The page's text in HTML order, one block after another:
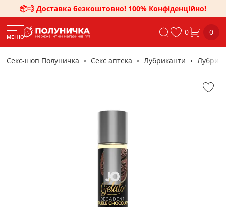
📦💨 Доставка безкоштовно! 100% Конфіденційно!
МЕНЮ 0 0
Секс-шоп Полуничка Секс аптека Лубриканти